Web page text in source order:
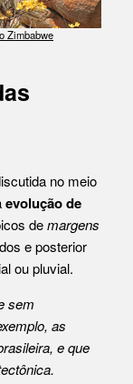
Zimbabwe
no meio
evolução de
demargens
e posterior
ou pluvial.
sem
as
e que